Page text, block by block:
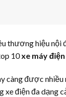
thương hiệu nội
10xe máy
càng được
điện đa dạng